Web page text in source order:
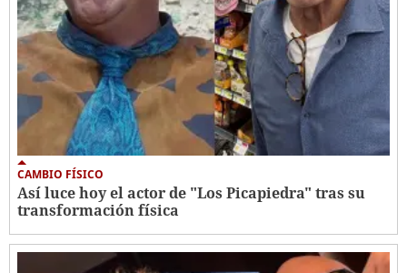
CAMBIO FÍSICO
Así luce hoy el actor de "Los Picapiedra" tras su
transformación física